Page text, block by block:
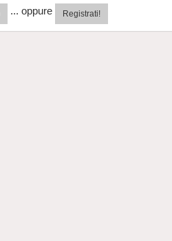
... oppure Registrati!